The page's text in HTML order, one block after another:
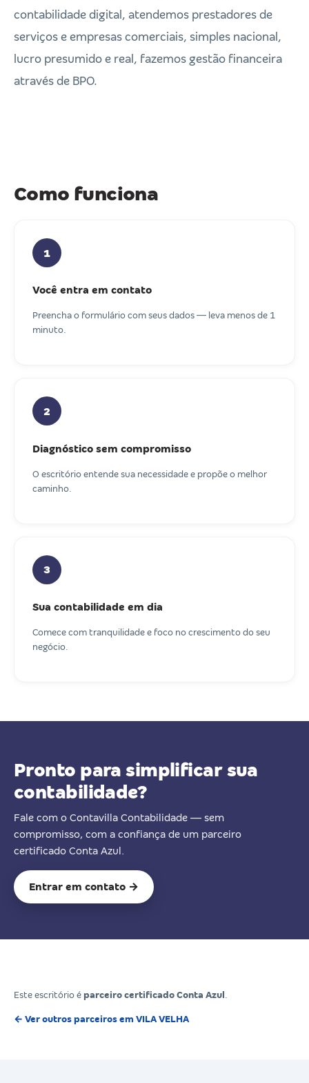
contabilidade digital, atendemos prestadores de
serviços e empresas comerciais, simples nacional,
lucro presumido e real, fazemos gestão financeira
através de BPO.
Como funciona
1
Você entra em contato
Preencha o formulário com seus dados — leva menos de 1
minuto.
2
Diagnóstico sem compromisso
O escritório entende sua necessidade e propõe o melhor
caminho.
3
Sua contabilidade em dia
Comece com tranquilidade e foco no crescimento do seu
negócio.
Pronto para simplificar sua
contabilidade?
Fale com o Contavilla Contabilidade — sem
compromisso, com a confiança de um parceiro
certificado Conta Azul.
Entrar em contato →
Este escritório é parceiro certificado Conta Azul
← Ver outros parceiros em VILA VELHA